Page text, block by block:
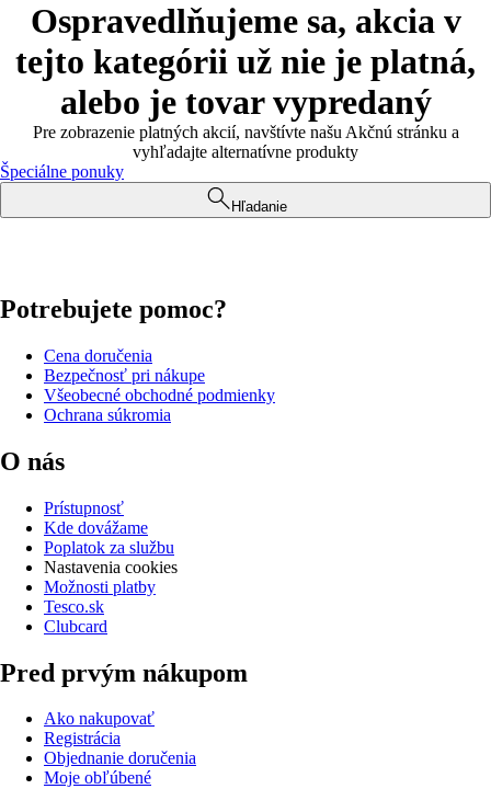
Ospravedlňujeme sa, akcia v
tejto kategórii už nie je platná,
alebo je tovar vypredaný
Pre zobrazenie platných akcií, navštívte našu Akčnú stránku a
vyhľadajte alternatívne produkty
Špeciálne ponuky
Hľadanie
Potrebujete pomoc?
Cena doručenia
Bezpečnosť pri nákupe
Všeobecné obchodné podmienky
Ochrana súkromia
O nás
Prístupnosť
Kde dovážame
Poplatok za službu
Nastavenia cookies
Možnosti platby
Tesco.sk
Clubcard
Pred prvým nákupom
Ako nakupovať
Registrácia
Objednanie doručenia
Moje obľúbené